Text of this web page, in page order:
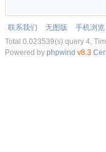
联系我们 无图版 手机浏览
Total 0.023539(s) query 4,
Powered by phpwind v8.3